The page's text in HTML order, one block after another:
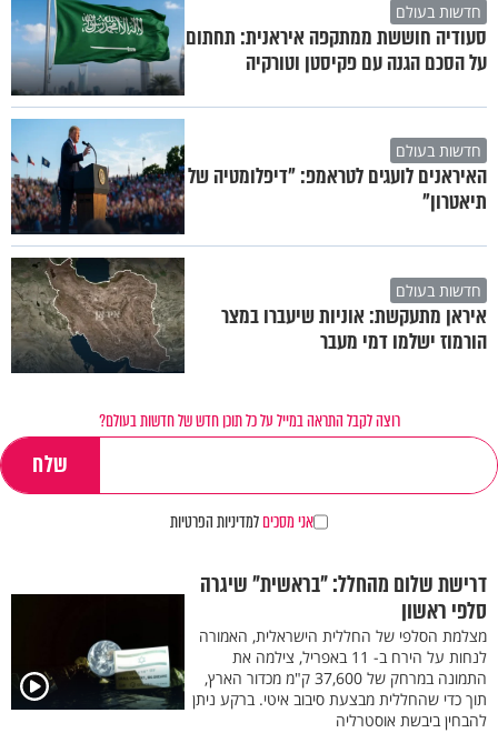
חדשות בעולם
סעודיה חוששת ממתקפה איראנית: תחתום
על הסכם הגנה עם פקיסטן וטורקיה
חדשות בעולם
האיראנים לועגים לטראמפ: "דיפלומטיה של
תיאטרון"
חדשות בעולם
איראן מתעקשת: אוניות שיעברו במצר
הורמוז ישלמו דמי מעבר
רוצה לקבל התראה במייל על כל תוכן חדש של חדשות בעולם?
אני מסכיםלמדיניות הפרטיות
דרישת שלום מהחלל: "בראשית" שיגרה
סלפי ראשון
מצלמת הסלפי של החללית הישראלית, האמורה
לנחות על הירח ב- 11 באפריל, צילמה את
התמונה במרחק של 37,600 ק"מ מכדור הארץ,
תוך כדי שהחללית מבצעת סיבוב איטי. ברקע ניתן
להבחין ביבשת אוסטרליה